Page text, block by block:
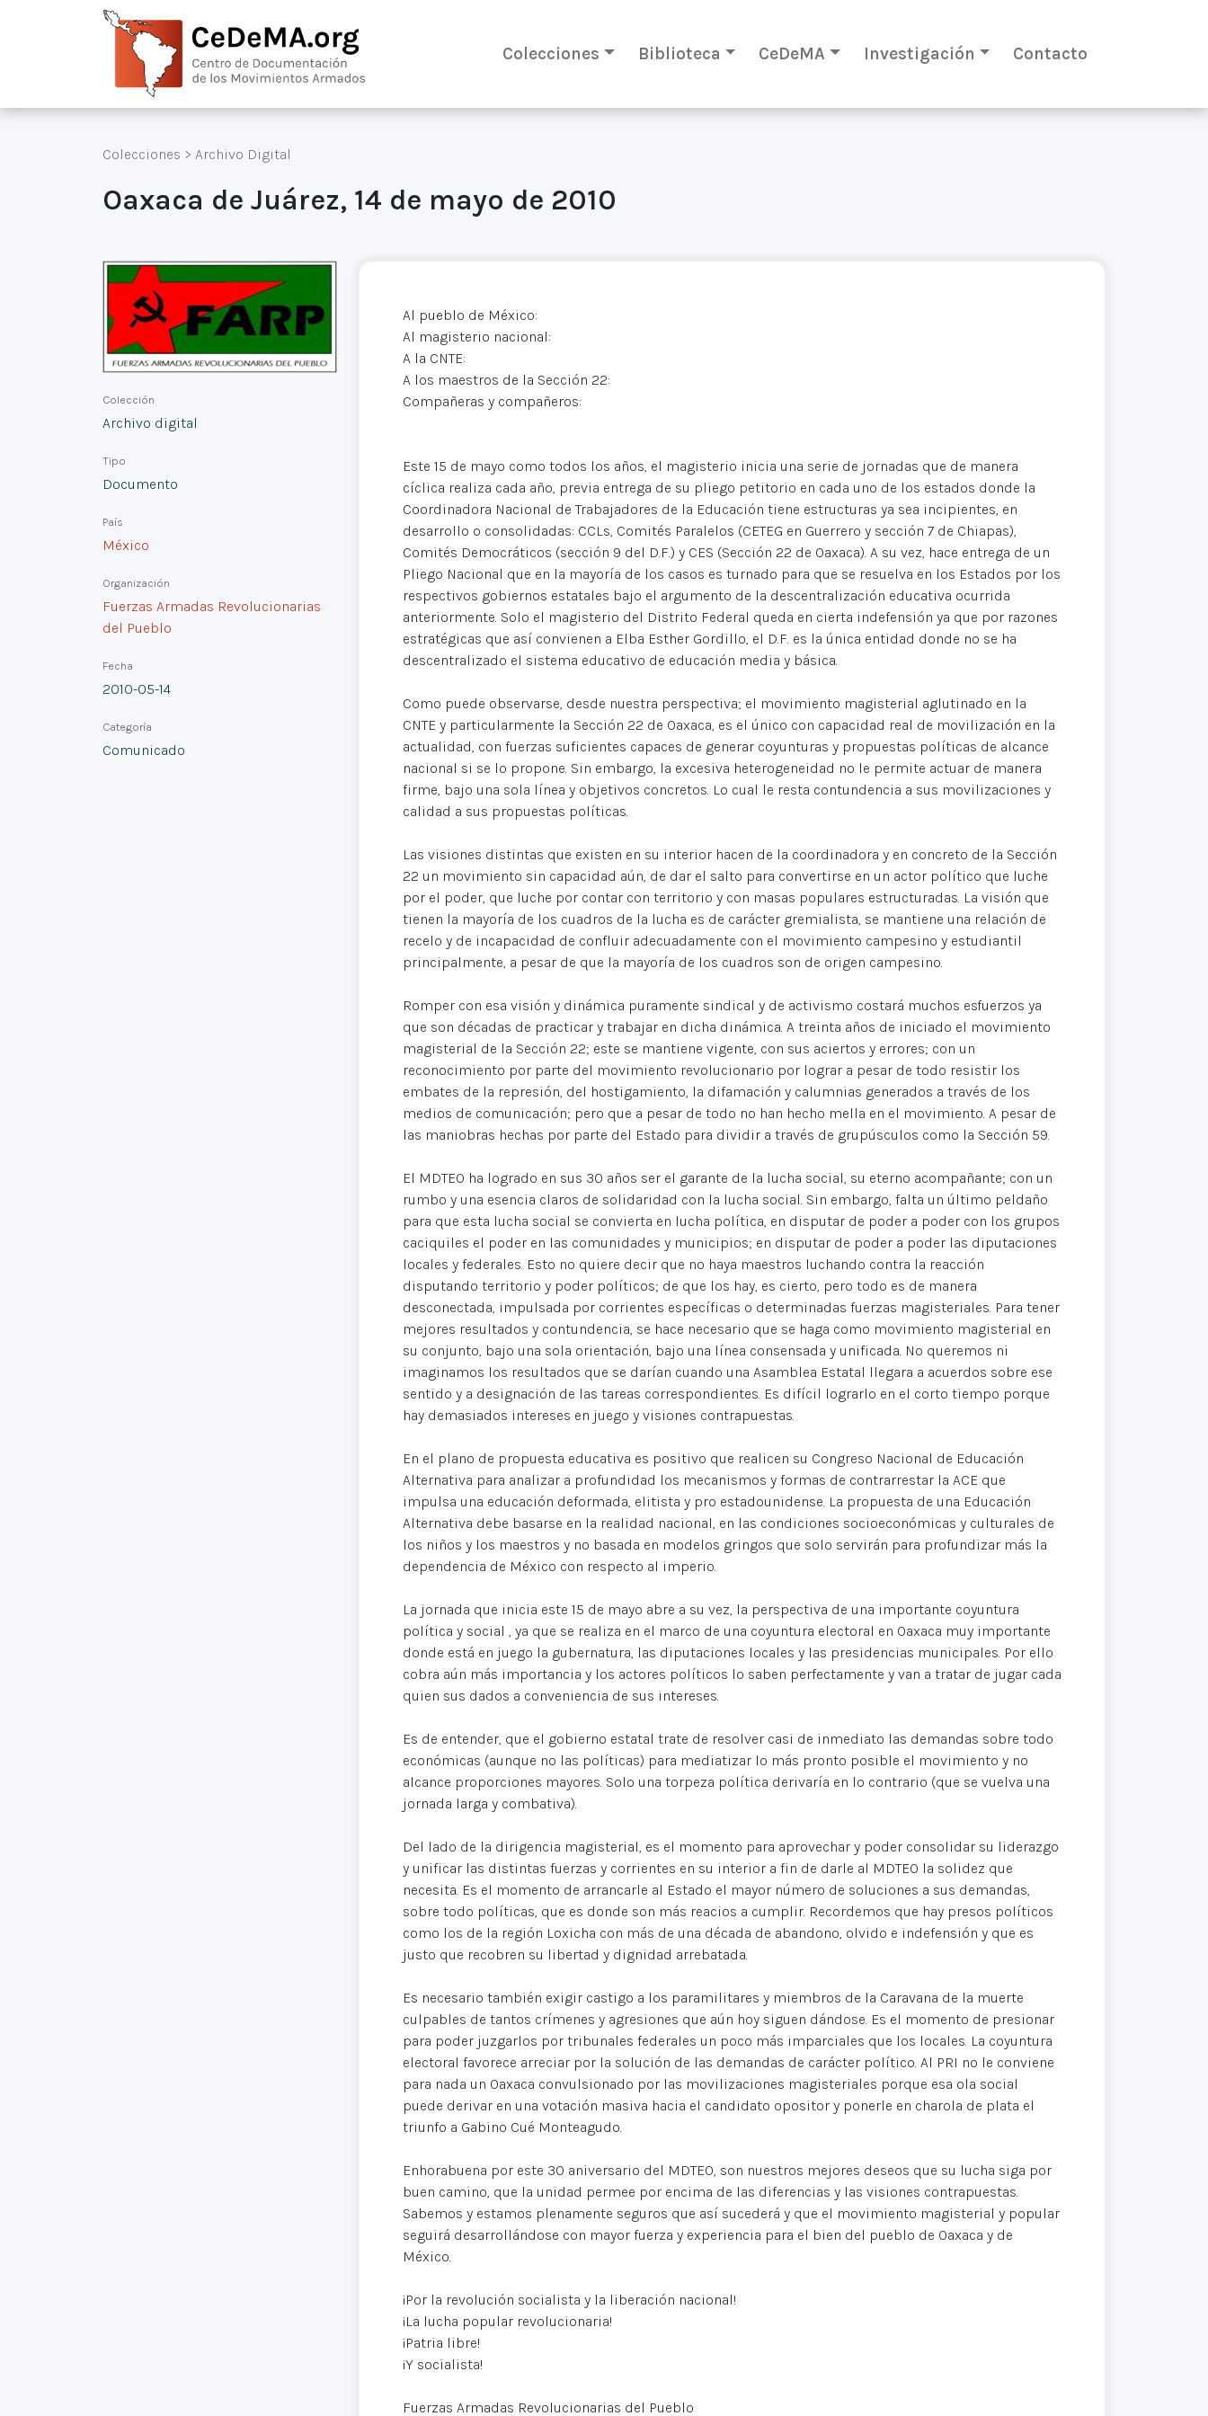
Colecciones Biblioteca CeDeMA Investigación Contacto
Colecciones > Archivo Digital
Oaxaca de Juárez, 14 de mayo de 2010
Colección
Archivo digital
Tipo
Documento
País
México
Organización
Fuerzas Armadas Revolucionarias
del Pueblo
Fecha
2010-05-14
Categoría
Comunicado
Al pueblo de México:
Al magisterio nacional:
A la CNTE:
A los maestros de la Sección 22:
Compañeras y compañeros:
Este 15 de mayo como todos los años, el magisterio inicia una serie de jornadas que de manera
cíclica realiza cada año, previa entrega de su pliego petitorio en cada uno de los estados donde la
Coordinadora Nacional de Trabajadores de la Educación tiene estructuras ya sea incipientes, en
desarrollo o consolidadas: CCLs, Comités Paralelos (CETEG en Guerrero y sección 7 de Chiapas),
Comités Democráticos (sección 9 del D.F.) y CES (Sección 22 de Oaxaca). A su vez, hace entrega de un
Pliego Nacional que en la mayoría de los casos es turnado para que se resuelva en los Estados por los
respectivos gobiernos estatales bajo el argumento de la descentralización educativa ocurrida
anteriormente. Solo el magisterio del Distrito Federal queda en cierta indefensión ya que por razones
estratégicas que así convienen a Elba Esther Gordillo, el D.F. es la única entidad donde no se ha
descentralizado el sistema educativo de educación media y básica.
Como puede observarse, desde nuestra perspectiva; el movimiento magisterial aglutinado en la
CNTE y particularmente la Sección 22 de Oaxaca, es el único con capacidad real de movilización en la
actualidad, con fuerzas suficientes capaces de generar coyunturas y propuestas políticas de alcance
nacional si se lo propone. Sin embargo, la excesiva heterogeneidad no le permite actuar de manera
firme, bajo una sola línea y objetivos concretos. Lo cual le resta contundencia a sus movilizaciones y
calidad a sus propuestas políticas.
Las visiones distintas que existen en su interior hacen de la coordinadora y en concreto de la Sección
22 un movimiento sin capacidad aún, de dar el salto para convertirse en un actor político que luche
por el poder, que luche por contar con territorio y con masas populares estructuradas. La visión que
tienen la mayoría de los cuadros de la lucha es de carácter gremialista, se mantiene una relación de
recelo y de incapacidad de confluir adecuadamente con el movimiento campesino y estudiantil
principalmente, a pesar de que la mayoría de los cuadros son de origen campesino.
Romper con esa visión y dinámica puramente sindical y de activismo costará muchos esfuerzos ya
que son décadas de practicar y trabajar en dicha dinámica. A treinta años de iniciado el movimiento
magisterial de la Sección 22; este se mantiene vigente, con sus aciertos y errores; con un
reconocimiento por parte del movimiento revolucionario por lograr a pesar de todo resistir los
embates de la represión, del hostigamiento, la difamación y calumnias generados a través de los
medios de comunicación; pero que a pesar de todo no han hecho mella en el movimiento. A pesar de
las maniobras hechas por parte del Estado para dividir a través de grupúsculos como la Sección 59.
El MDTEO ha logrado en sus 30 años ser el garante de la lucha social, su eterno acompañante; con un
rumbo y una esencia claros de solidaridad con la lucha social. Sin embargo, falta un último peldaño
para que esta lucha social se convierta en lucha política, en disputar de poder a poder con los grupos
caciquiles el poder en las comunidades y municipios; en disputar de poder a poder las diputaciones
locales y federales. Esto no quiere decir que no haya maestros luchando contra la reacción
disputando territorio y poder políticos; de que los hay, es cierto, pero todo es de manera
desconectada, impulsada por corrientes específicas o determinadas fuerzas magisteriales. Para tener
mejores resultados y contundencia, se hace necesario que se haga como movimiento magisterial en
su conjunto, bajo una sola orientación, bajo una línea consensada y unificada. No queremos ni
imaginamos los resultados que se darían cuando una Asamblea Estatal llegara a acuerdos sobre ese
sentido y a designación de las tareas correspondientes. Es difícil lograrlo en el corto tiempo porque
hay demasiados intereses en juego y visiones contrapuestas.
En el plano de propuesta educativa es positivo que realicen su Congreso Nacional de Educación
Alternativa para analizar a profundidad los mecanismos y formas de contrarrestar la ACE que
impulsa una educación deformada, elitista y pro estadounidense. La propuesta de una Educación
Alternativa debe basarse en la realidad nacional, en las condiciones socioeconómicas y culturales de
los niños y los maestros y no basada en modelos gringos que solo servirán para profundizar más la
dependencia de México con respecto al imperio.
La jornada que inicia este 15 de mayo abre a su vez, la perspectiva de una importante coyuntura
política y social , ya que se realiza en el marco de una coyuntura electoral en Oaxaca muy importante
donde está en juego la gubernatura, las diputaciones locales y las presidencias municipales. Por ello
cobra aún más importancia y los actores políticos lo saben perfectamente y van a tratar de jugar cada
quien sus dados a conveniencia de sus intereses.
Es de entender, que el gobierno estatal trate de resolver casi de inmediato las demandas sobre todo
económicas (aunque no las políticas) para mediatizar lo más pronto posible el movimiento y no
alcance proporciones mayores. Solo una torpeza política derivaría en lo contrario (que se vuelva una
jornada larga y combativa).
Del lado de la dirigencia magisterial, es el momento para aprovechar y poder consolidar su liderazgo
y unificar las distintas fuerzas y corrientes en su interior a fin de darle al MDTEO la solidez que
necesita. Es el momento de arrancarle al Estado el mayor número de soluciones a sus demandas,
sobre todo políticas, que es donde son más reacios a cumplir. Recordemos que hay presos políticos
como los de la región Loxicha con más de una década de abandono, olvido e indefensión y que es
justo que recobren su libertad y dignidad arrebatada.
Es necesario también exigir castigo a los paramilitares y miembros de la Caravana de la muerte
culpables de tantos crímenes y agresiones que aún hoy siguen dándose. Es el momento de presionar
para poder juzgarlos por tribunales federales un poco más imparciales que los locales. La coyuntura
electoral favorece arreciar por la solución de las demandas de carácter político. Al PRI no le conviene
para nada un Oaxaca convulsionado por las movilizaciones magisteriales porque esa ola social
puede derivar en una votación masiva hacia el candidato opositor y ponerle en charola de plata el
triunfo a Gabino Cué Monteagudo.
Enhorabuena por este 30 aniversario del MDTEO, son nuestros mejores deseos que su lucha siga por
buen camino, que la unidad permee por encima de las diferencias y las visiones contrapuestas.
Sabemos y estamos plenamente seguros que así sucederá y que el movimiento magisterial y popular
seguirá desarrollándose con mayor fuerza y experiencia para el bien del pueblo de Oaxaca y de
México.
¡Por la revolución socialista y la liberación nacional!
¡La lucha popular revolucionaria!
¡Patria libre!
¡Y socialista!
Fuerzas Armadas Revolucionarias del Pueblo